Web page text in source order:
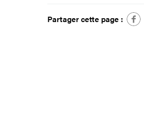
Partager cette page :